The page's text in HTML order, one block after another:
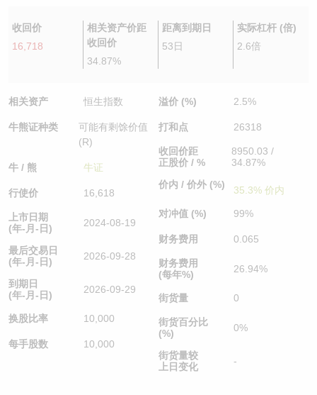
收回价
16,718
相关资产价距
收回价
34.87%
距离到期日
53日
实际杠杆 (倍)
2.6倍
相关资产 恒生指数
牛熊证种类
可能有剩馀价值
(R)
牛 / 熊 牛证
行使价 16,618
上市日期
(年-月-日)
2024-08-19
最后交易日
(年-月-日)
2026-09-28
到期日
(年-月-日)
2026-09-29
换股比率 10,000
每手股数 10,000
溢价 (%) 2.5%
打和点 26318
收回价距
正股价 / %
8950.03 /
34.87%
价内 / 价外 (%)
35.3% 价内
对冲值 (%) 99%
财务费用 0.065
财务费用
(每年%)
26.94%
街货量 0
街货百分比
(%)
0%
街货量较
上日变化
-
牛熊证文件及公告